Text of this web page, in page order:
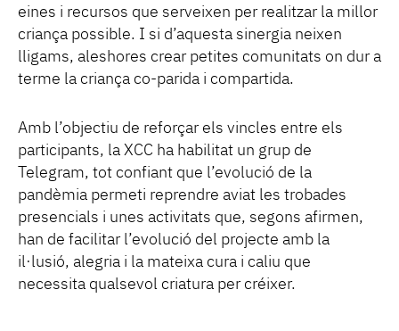
eines i recursos que serveixen per realitzar la millor
criança possible. I si d’aquesta sinergia neixen
lligams, aleshores crear petites comunitats on dur a
terme la criança co-parida i compartida.
Amb l’objectiu de reforçar els vincles entre els
participants, la XCC ha habilitat un grup de
Telegram, tot confiant que l’evolució de la
pandèmia permeti reprendre aviat les trobades
presencials i unes activitats que, segons afirmen,
han de facilitar l’evolució del projecte amb la
il·lusió, alegria i la mateixa cura i caliu que
necessita qualsevol criatura per créixer.